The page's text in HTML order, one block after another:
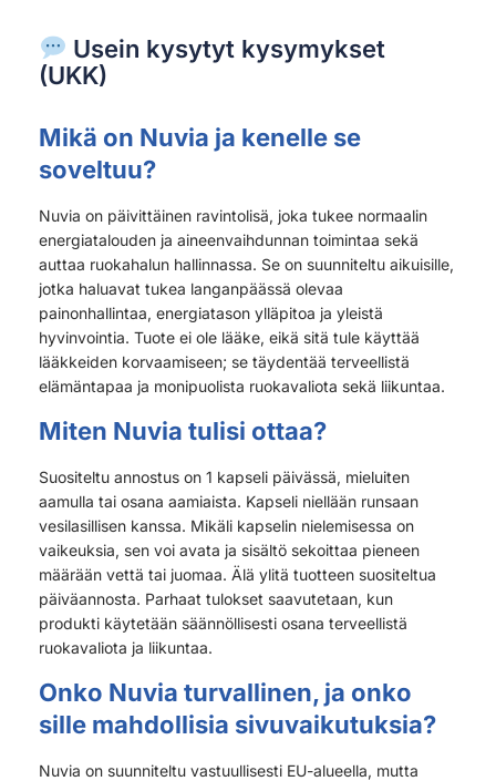
Usein kysytyt kysymykset
(UKK)
Mikä on Nuvia ja kenelle se
soveltuu?
Nuvia on päivittäinen ravintolisä, joka tukee normaalin
energiatalouden ja aineenvaihdunnan toimintaa sekä
auttaa ruokahalun hallinnassa. Se on suunniteltu aikuisille,
jotka haluavat tukea langanpäässä olevaa
painonhallintaa, energiatason ylläpitoa ja yleistä
hyvinvointia. Tuote ei ole lääke, eikä sitä tule käyttää
lääkkeiden korvaamiseen; se täydentää terveellistä
elämäntapaa ja monipuolista ruokavaliota sekä liikuntaa.
Miten Nuvia tulisi ottaa?
Suositeltu annostus on 1 kapseli päivässä, mieluiten
aamulla tai osana aamiaista. Kapseli niellään runsaan
vesilasillisen kanssa. Mikäli kapselin nielemisessa on
vaikeuksia, sen voi avata ja sisältö sekoittaa pieneen
määrään vettä tai juomaa. Älä ylitä tuotteen suositeltua
päiväannosta. Parhaat tulokset saavutetaan, kun
produkti käytetään säännöllisesti osana terveellistä
ruokavaliota ja liikuntaa.
Onko Nuvia turvallinen, ja onko
sille mahdollisia sivuvaikutuksia?
Nuvia on suunniteltu vastuullisesti EU-alueella, mutta